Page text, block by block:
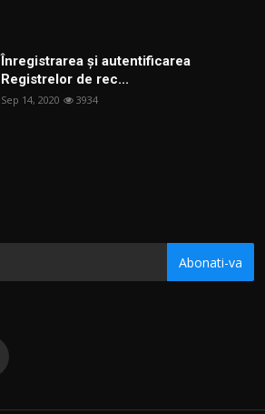
Înregistrarea și autentificarea
Registrelor de rec...
Sep 14, 2020 3934
Abonati-va